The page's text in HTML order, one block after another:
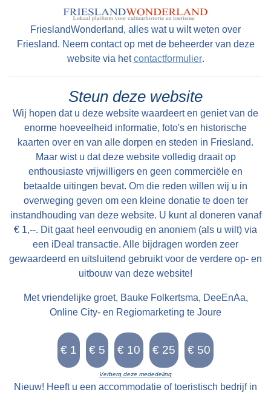
FrieslandWonderland, alles wat u wilt weten over
Friesland. Neem contact op met de beheerder van deze
website via hetcontactformulier.
Steun deze website
Wij hopen dat u deze website waardeert en geniet van de
enorme hoeveelheid informatie, foto's en historische
kaarten over en van alle dorpen en steden in Friesland.
Maar wist u dat deze website volledig draait op
enthousiaste vrijwilligers en geen commerciële en
betaalde uitingen bevat. Om die reden willen wij u in
overweging geven om een kleine donatie te doen ter
instandhouding van deze website. U kunt al doneren vanaf
€ 1,--. Dit gaat heel eenvoudig en anoniem (als u wilt) via
een iDeal transactie. Alle bijdragen worden zeer
gewaardeerd en uitsluitend gebruikt voor de verdere op- en
uitbouw van deze website!
Met vriendelijke groet, Bauke Folkertsma, DeeEnAa,
Online City- en Regiomarketing te Joure
Verberg deze mededeling
Nieuw! Heeft u een accommodatie of toeristisch bedrijf in